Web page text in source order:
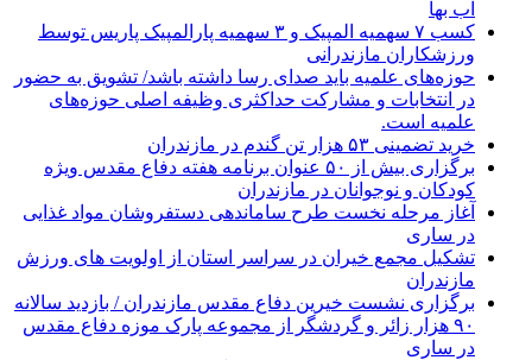
آب بها
کسب ۷ سهمیه المپیک و ۳ سهمیه پارالمپیک پاریس توسط
ورزشکاران مازندرانی
حوزه‌های علمیه باید صدای رسا داشته باشد/ تشویق به حضور
در انتخابات و مشارکت حداکثری وظیفه اصلی حوزه‌های
علمیه است.
خرید تضمینی ۵۳ هزار تن گندم در مازندران
برگزاری بیش از ۵۰ عنوان برنامه هفته دفاع مقدس ویژه
کودکان و نوجوانان در مازندران
آغاز مرحله نخست طرح ساماندهی دستفروشان مواد غذایی
در ساری
تشکیل مجمع خیران در سراسر استان از اولویت های ورزش
مازندران
برگزاری نشست خیرین دفاع مقدس مازندران / بازدید سالانه
۹۰ هزار زائر و گردشگر از مجموعه پارک موزه دفاع مقدس
در ساری